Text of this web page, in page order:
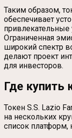
Таким образом,
обеспечивает
привлекательные
Ограниченная
широкий спектр
делают проект
для инвесторов.
Где купить
Токен S.S. Lazio
на нескольких
список платформ,